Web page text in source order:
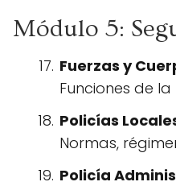
Módulo 5:
Fuerzas y
Funciones de
Policías
Normas,
Policía